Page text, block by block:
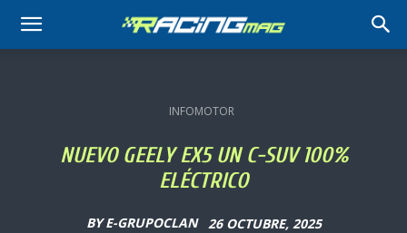
RACING
INFOMOTOR
NUEVO GEELY EX5 UN C-SUV 100%
ELÉCTRICO
BY E-GRUPOCLAN 26 OCTUBRE, 2025